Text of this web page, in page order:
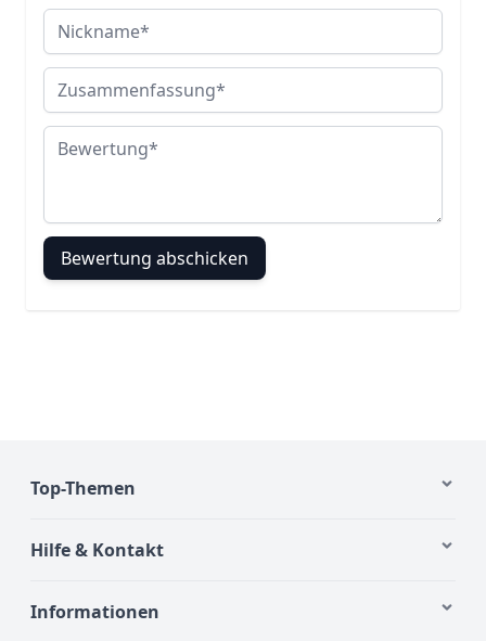
Nickname
Zusammenfassung
Bewertung
Bewertung abschicken
Top-Themen
Hilfe & Kontakt
Informationen